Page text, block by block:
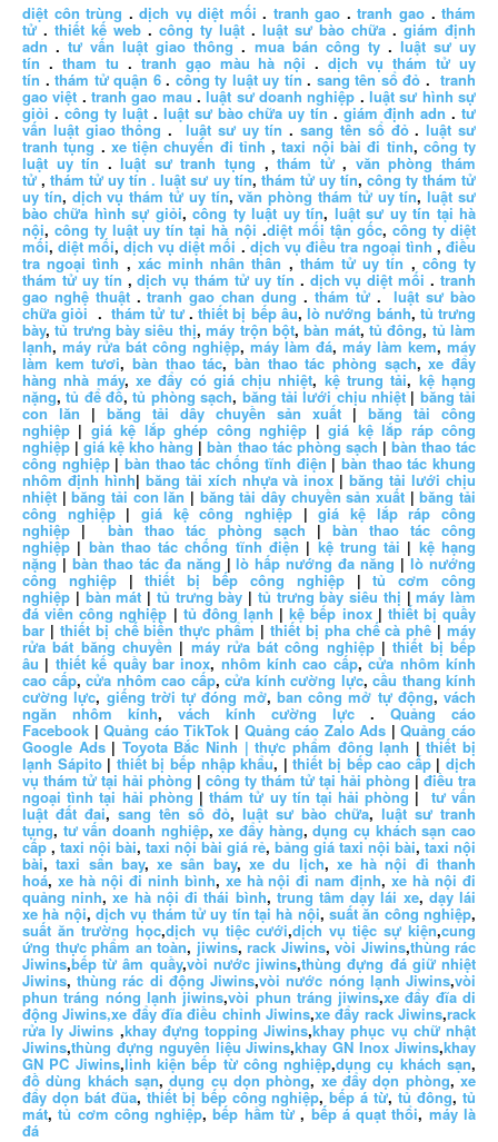
diệt côn trùng .dịch vụ diệt mối . tranh gao .tranh gao .thám
tử. thiết kế web . công ty luật . luật sư bào chữa .giám định
adn .tư vấn luật giao thông. mua bán công ty. luật sư uy
tín . tham tu .tranh gạo màu hà nội .dịch vụ thám tử uy
tín .thám tử quận 6. công ty luật uy tín . sang tên sổ đỏ .tranh
gao việt .tranh gao mau .luật sư doanh nghiệp .luật sư hình sự
giỏi . công ty luật. luật sư bào chữa uy tín .giám định adn .tư
vấn luật giao thông .luật sư uy tín .sang tên sổ đỏ.luật sư
tranh tụng . xe tiện chuyến đi tỉnh ,taxi nội bài đi tỉnh, công ty
luật uy tín .luật sư tranh tụng ,thám tử, văn phòng thám
tử,thám tử uy tín . luật sư uy tín, thám tử uy tín, công ty thám tử
uy tín, dịch vụ thám tử uy tín,văn phòng thám tử uy tín,luật sư
bào chữa hình sự giỏi,công ty luật uy tín, luật sư uy tín tại hà
nội,công ty luật uy tín tại hà nội .diệt mối tận gốc, công ty diệt
mối,diệt mối,dịch vụ diệt mối .dịch vụ điều tra ngoại tình ,điều
tra ngoại tình ,xác minh nhân thân ,thám tử uy tín , công ty
thám tử uy tín ,dịch vụ thám tử uy tín . dịch vụ diệt mối .tranh
gao nghệ thuật.tranh gao chan dung . thám tử.luật sư bào
chữa giỏi .thám tử tư.thiết bị bếp âu,lò nướng bánh, tủ trưng
bày,tủ trưng bày siêu thị,máy trộn bột,bàn mát,tủ đông, tủ làm
lạnh, máy rửa bát công nghiệp, máy làm đá, máy làm kem, máy
làm kem tươi,bàn thao tác,bàn thao tác phòng sạch,xe đẩy
hàng nhà máy, xe đẩy có giá chịu nhiệt, kệ trung tải, kệ hạng
nặng,tủ để đồ,tủ phòng sạch, băng tải lưới chịu nhiệt| băng tải
con lăn | băng tải dây chuyền sản xuất | băng tải công
nghiệp | giá kệ lắp ghép công nghiệp |giá kệ lắp ráp công
nghiệp |giá kệ kho hàng |bàn thao tác phòng sạch | bàn thao tác
công nghiệp|bàn thao tác chống tĩnh điện |bàn thao tác khung
nhôm định hình| băng tải xích nhựa và inox|băng tải lưới chịu
nhiệt |băng tải con lăn | băng tải dây chuyền sản xuất |băng tải
công nghiệp|giá kệ công nghiệp |giá kệ lắp ráp công
nghiệp |bàn thao tác phòng sạch| bàn thao tác công
nghiệp | bàn thao tác chống tĩnh điện | kệ trung tải | kệ hạng
nặng| bàn thao tác đa năng|lò hấp nướng đa năng |lò nướng
công nghiệp|thiết bị bếp công nghiệp|tủ cơm công
nghiệp |bàn mát | tủ trưng bày | tủ trưng bày siêu thị |máy làm
đá viên công nghiệp | tủ đông lạnh |kệ bếp inox| thiết bị quầy
bar | thiết bị chế biến thực phẩm | thiết bị pha chế cà phê| máy
rửa bát băng chuyền | máy rửa bát công nghiệp|thiết bị bếp
âu | thiết kế quầy bar inox, nhôm kính cao cấp,cửa nhôm kính
cao cấp, cửa nhôm cao cấp, cửa kính cường lực, cầu thang kính
cường lực, giếng trời tự đóng mở, ban công mở tự động, vách
ngăn nhôm kính, vách kính cường lực .Quảng cáo
Facebook |Quảng cáo TikTok | Quảng cáo Zalo Ads |Quảng cáo
Google Ads| Toyota Bắc Ninh | thực phẩm đông lạnh |thiết bị
lạnh Sápito |thiết bị bếp nhập khẩu, |thiết bị bếp cao cấp|dịch
vụ thám tử tại hải phòng | công ty thám tử tại hải phòng |điều tra
ngoại tình tại hải phòng |thám tử uy tín tại hải phòng | tư vấn
luật đất đai, sang tên sổ đỏ, luật sư bào chữa, luật sư tranh
tụng, tư vấn doanh nghiệp,xe đẩy hàng,dụng cụ khách sạn cao
cấp, taxi nội bài, taxi nội bài giá rẻ, bảng giá taxi nội bài, taxi nội
bài,taxi sân bay,xe sân bay,xe du lịch, xe hà nội đi thanh
hoá, xe hà nội đi ninh bình, xe hà nội đi nam định,xe hà nội đi
quảng ninh,xe hà nội đi thái bình, trung tâm dạy lái xe, dạy lái
xe hà nội,dịch vụ thám tử uy tín tại hà nội,suất ăn công nghiệp,
suất ăn trường học,dịch vụ tiệc cưới,dịch vụ tiệc sự kiện,cung
ứng thực phẩm an toàn, jiwins, rack Jiwins, vòi Jiwins,thùng rác
Jiwins,bếp từ âm quầy,vòi nước jiwins,thùng đựng đá giữ nhiệt
Jiwins,thùng rác di động Jiwins,vòi nước nóng lạnh Jiwins,vòi
phun tráng nóng lạnh jiwins,vòi phun tráng jiwins,xe đẩy đĩa di
động Jiwins,xe đẩy đĩa điều chỉnh Jiwins,xe đẩy rack Jiwins,rack
rửa ly Jiwins ,khay đựng topping Jiwins,khay phục vụ chữ nhật
Jiwins,thùng đựng nguyên liệu Jiwins,khay GN Inox Jiwins,khay
GN PC Jiwins,linh kiện bếp từ công nghiệp,dụng cụ khách sạn,
đồ dùng khách sạn,dụng cụ dọn phòng,xe đẩy dọn phòng,xe
đẩy dọn bát đũa,thiết bị bếp công nghiệp,bếp á từ,tủ đông,tủ
mát,tủ cơm công nghiệp,bếp hầm từ ,bếp á quạt thổi, máy là
đá